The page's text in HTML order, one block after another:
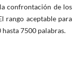
confrontación de los
rango aceptable para
7500 palabras.